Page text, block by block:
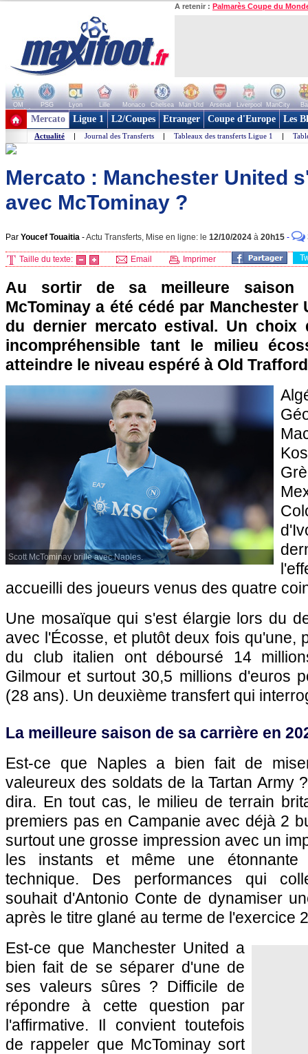
A retenir : Palmarès Coupe du
OM PSG Lyon Lille Monaco Chelsea Man Utd Arsenal Liverpool ManCity
+ de clubs
Mercato Ligue 1 L2/Coupes Etranger Coupe d'Europe Les
Actualité | Journal des Transferts | Tableaux des transferts Ligue 1 |
Mercato : Manchester United
avec McTominay ?
Par Youcef Touaitia -Actu Transferts, Mise en ligne: le 12/10/2024 à 20h15 -
Taille du texte: Email Imprimer
Au sortir de sa meilleure saison
McTominay a été cédé par Manchester
du dernier mercato estival. Un choix
incompréhensible tant le milieu
atteindre le niveau espéré à Old
Scott McTominay brille avec Naples.
accueilli des joueurs venus des quatre
Une mosaïque qui s'est élargie lors du
avec l'Écosse, et plutôt deux fois qu'une,
du club italien ont déboursé 14
Gilmour et surtout 30,5 millions d'euros
(28 ans). Un deuxième transfert qui
La meilleure saison de sa carrière en
Est-ce que Naples a bien fait de
valeureux des soldats de la Tartan Army
dira. En tout cas, le milieu de terrain
premiers pas en Campanie avec déjà 2
surtout une grosse impression avec un
les instants et même une
technique. Des performances qui
souhait d'Antonio Conte de dynamiser
après le titre glané au terme de l'exercice
Est-ce que Manchester United a
bien fait de se séparer d'une de
ses valeurs sûres ? Difficile de
répondre à cette question par
l'affirmative. Il convient toutefois
de rappeler que McTominay sort